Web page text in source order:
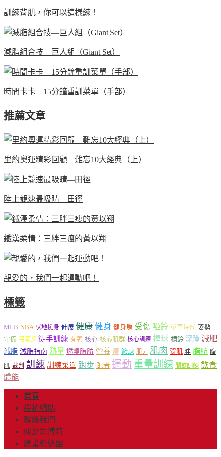
訓練背肌，你可以這樣練！
減脂組合技—巨人組（Giant Set）
時間卡卡 15分鐘重訓菜單（手部）
推薦文章
里約奧運精彩回顧 難忘10大經典（上）
陸上競速最吸睛—田徑
鐵漢柔情：三胖三瘦的黃以翔
親愛的，我們一起運動吧！
標籤
MLB NBA 伏地挺身 伸展 健康 健身 健身房 受傷 啞鈴 單車時代 姿勢
守備 弓箭步 徒手訓練 有氧 核心 核心肌群 核心訓練 棒球 槓鈴 深蹲 減肥
減脂 減脂指南 熱量 燃燒脂肪 營養 瘦 籃球 肌力 肌肉 背肌 胖 脂肪 腹
肌 裁判 訓練 訓練菜單 跑步 跑者 運動 重量訓練 間歇訓練 飲食
體能
首頁
授權網站
聯絡我們
關於司博特
臉書粉絲團